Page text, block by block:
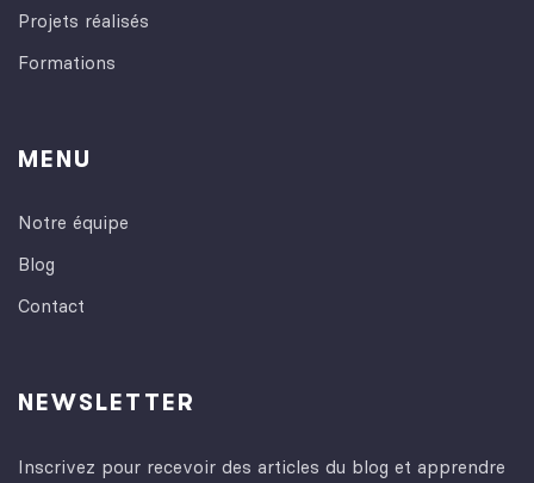
Projets réalisés
Formations
MENU
Notre équipe
Blog
Contact
NEWSLETTER
Inscrivez pour recevoir des articles du blog et apprendre